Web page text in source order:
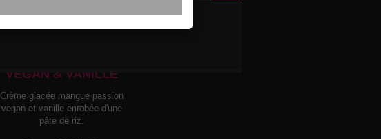
VEGAN & VANILLE
Crème glacée mangue passion
vegan et vanille enrobée d'une
pâte de riz.